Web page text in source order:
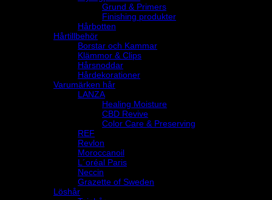
Grund & Primers
Finishing produkter
Hårbotten
Hårtillbehör
Borstar och Kammar
Klämmor & Clips
Hårsnoddar
Hårdekorationer
Varumärken hår
LANZA
Healing Moisture
CBD Revive
Color Care & Preserving
REF
Revlon
Moroccanoil
L´oréal Paris
Neccin
Grazette of Sweden
Löshår